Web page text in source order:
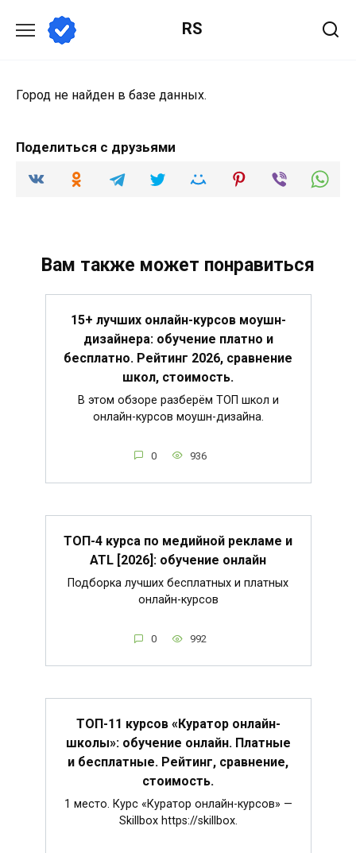
содержанию
RS
Город не найден в базе данных.
Поделиться с друзьями
Вам также может понравиться
15+ лучших онлайн-курсов моушн-
дизайнера: обучение платно и
бесплатно. Рейтинг 2026, сравнение
школ, стоимость.
В этом обзоре разберём ТОП школ и
онлайн-курсов моушн-дизайна.
0 936
ТОП-4 курса по медийной рекламе и
ATL [2026]: обучение онлайн
Подборка лучших бесплатных и платных
онлайн-курсов
0 992
ТОП-11 курсов «Куратор онлайн-
школы»: обучение онлайн. Платные
и бесплатные. Рейтинг, сравнение,
стоимость.
1 место. Курс «Куратор онлайн-курсов» —
Skillbox https://skillbox.